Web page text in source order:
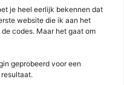
je heel eerlijk bekennen dat
website die ik aan het
codes. Maar het gaat om
geprobeerd voor een